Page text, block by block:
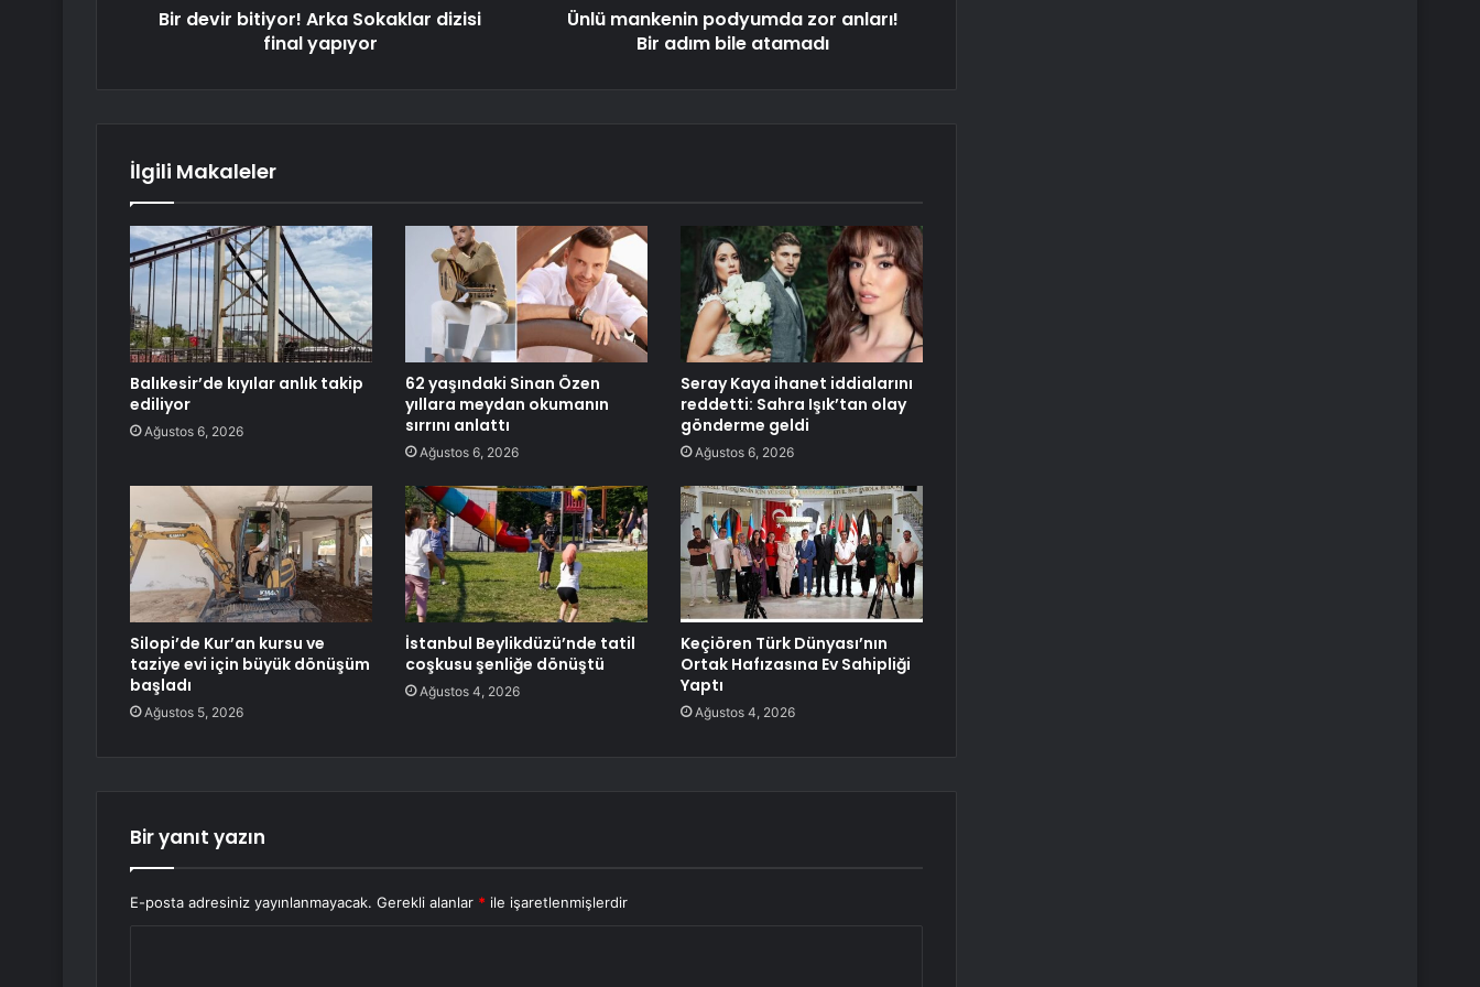
Bir devir bitiyor! Arka Sokaklar dizisi
final yapıyor
Ünlü mankenin podyumda zor anları!
Bir adım bile atamadı
İlgili Makaleler
Balıkesir’de kıyılar anlık takip
ediliyor
Ağustos 6, 2026
62 yaşındaki Sinan Özen
yıllara meydan okumanın
sırrını anlattı
Ağustos 6, 2026
Seray Kaya ihanet iddialarını
reddetti: Sahra Işık’tan olay
gönderme geldi
Ağustos 6, 2026
Silopi’de Kur’an kursu ve
taziye evi için büyük dönüşüm
başladı
Ağustos 5, 2026
İstanbul Beylikdüzü’nde tatil
coşkusu şenliğe dönüştü
Ağustos 4, 2026
Keçiören Türk Dünyası’nın
Ortak Hafızasına Ev Sahipliği
Yaptı
Ağustos 4, 2026
Bir yanıt yazın
E-posta adresiniz yayınlanmayacak. Gerekli alanlar * ile işaretlenmişlerdir